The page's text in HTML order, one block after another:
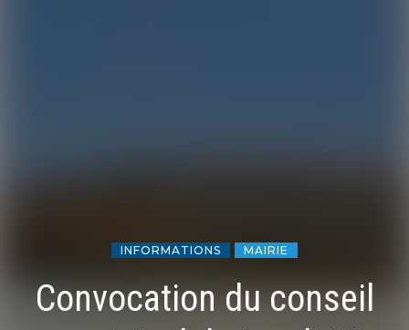
INFORMATIONS MAIRIE
Convocation du conseil